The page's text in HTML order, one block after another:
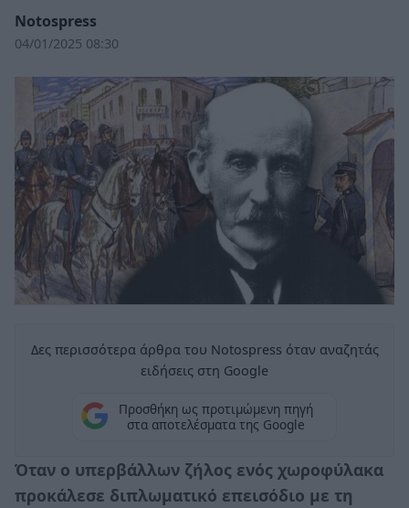
Notospress
04/01/2025 08:30
Δες περισσότερα άρθρα του Notospress όταν αναζητάς
ειδήσεις στη Google
Προσθήκη ως προτιμώμενη πηγή
στα αποτελέσματα της Google
Όταν ο υπερβάλλων ζήλος ενός χωροφύλακα
προκάλεσε διπλωματικό επεισόδιο με τη